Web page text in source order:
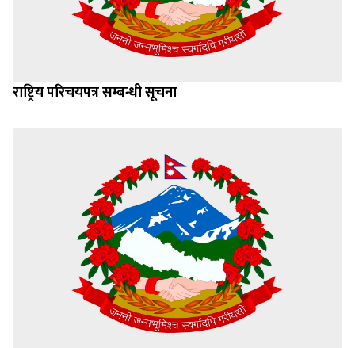
राष्ट्रिय परिचयपत्र सम्बन्धी सूचना